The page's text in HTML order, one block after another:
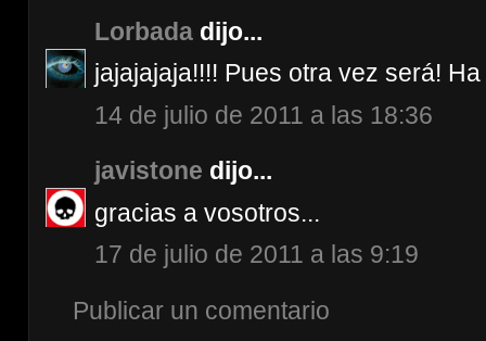
Lorbada dijo...
jajajajaja!!!! Pues otra vez será!
14 de julio de 2011 a las 18:36
javistone dijo...
gracias a vosotros...
17 de julio de 2011 a las 9:19
Publicar un comentario